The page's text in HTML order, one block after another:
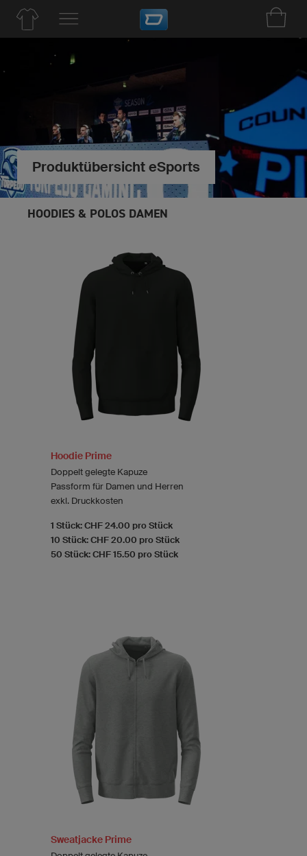
Produktübersicht eSports
HOODIES & POLOS DAMEN
Hoodie Prime
Doppelt gelegte Kapuze
Passform für Damen und Herren
exkl. Druckkosten
1 Stück: CHF 24.00 pro Stück
10 Stück: CHF 20.00 pro Stück
50 Stück: CHF 15.50 pro Stück
Sweatjacke Prime